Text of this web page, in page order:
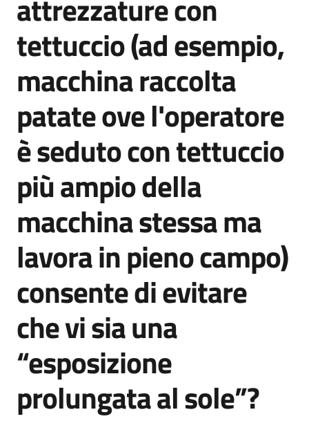
Leggi
Atti
Bandi
Argomenti
Campagne
di
comunicazione
su
attrezzature con
tettuccio (ad esempio,
macchina raccolta
patate ove l'operatore
è seduto con tettuccio
più ampio della
macchina stessa ma
lavora in pieno campo)
consente di evitare
che vi sia una
“esposizione
prolungata al sole”?